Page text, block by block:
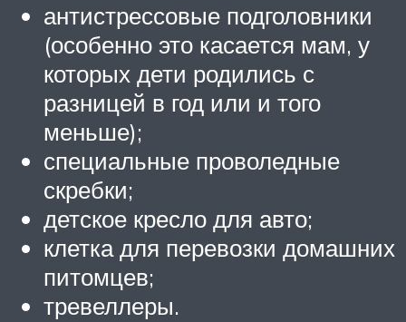
антистрессовые подголовники
(особенно это касается мам, у
которых дети родились с
разницей в год или и того
меньше);
специальные проволедные
скребки;
детское кресло для авто;
клетка для перевозки домашних
питомцев;
тревеллеры.